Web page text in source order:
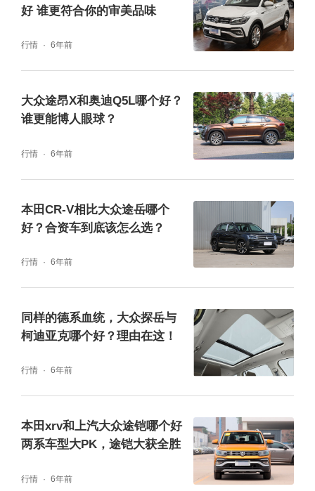
探岳与大众途岳哪个好?其实经过几轮比较过
表现也都可圈可点，整体实力都远胜于探岳，
看来这轮上汽和一汽之间的对决，还是上汽更
好 谁更符合你的审美品味
行情 6年前
大众途昂X和奥迪Q5L哪个好？
谁更能博人眼球？
行情 6年前
本田CR-V相比大众途岳哪个
好？合资车到底该怎么选？
行情 6年前
同样的德系血统，大众探岳与
柯迪亚克哪个好？理由在这！
行情 6年前
本田xrv和上汽大众途铠哪个好
两系车型大PK，途铠大获全胜
行情 6年前